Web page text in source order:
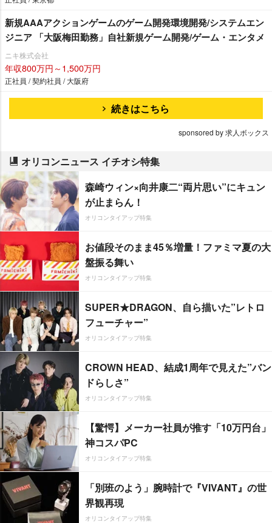
新規AAAアクションゲームのゲーム開発環境開発/システムエン
ジニア 「大阪梅田勤務」自社新規ゲーム開発/ゲーム・エンタメ
ニキ株式会社
年収800万円～1,500万円
正社員 / 契約社員 / 大阪府
続きはこちら
sponsored by 求人ボックス
オリコンニュース イチオシ特集
森崎ウィン×向井康二“両片思い”にキュン
が止まらん！
オリコンタイアップ特集
お値段そのまま45％増量！ファミマ夏の大
盤振る舞い
オリコンタイアップ特集
SUPER★DRAGON、自ら描いた”レトロ
フューチャー”
オリコンタイアップ特集
CROWN HEAD、結成1周年で見えた”バン
ドらしさ”
オリコンタイアップ特集
【驚愕】メーカー社員が推す「10万円台」
神コスパPC
オリコンタイアップ特集
「別班のよう」腕時計で『VIVANT』の世
界観再現
オリコンタイアップ特集